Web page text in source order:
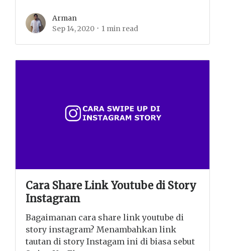
Arman
Sep 14, 2020
1 min read
Cara Share Link Youtube di Story
Instagram
Bagaimanan cara share link youtube di
story instagram? Menambahkan link
tautan di story Instagam ini di biasa sebut